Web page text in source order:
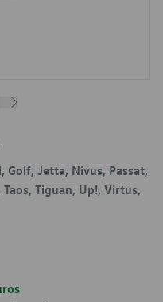
Golf, Jetta, Nivus, Passat,
Taos, Tiguan, Up!, Virtus,